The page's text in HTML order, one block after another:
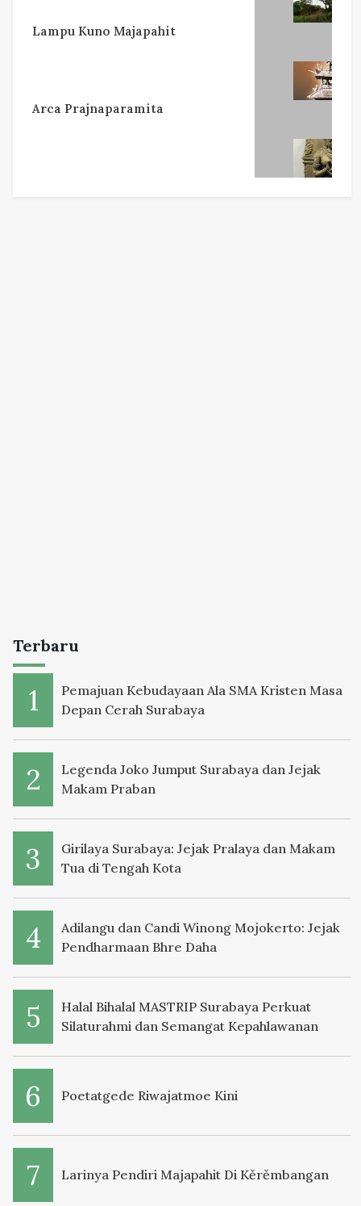
Lampu Kuno Majapahit
Arca Prajnaparamita
Terbaru
Pemajuan Kebudayaan Ala SMA Kristen Masa
Depan Cerah Surabaya
Legenda Joko Jumput Surabaya dan Jejak
Makam Praban
Girilaya Surabaya: Jejak Pralaya dan Makam
Tua di Tengah Kota
Adilangu dan Candi Winong Mojokerto: Jejak
Pendharmaan Bhre Daha
Halal Bihalal MASTRIP Surabaya Perkuat
Silaturahmi dan Semangat Kepahlawanan
Poetatgede Riwajatmoe Kini
Larinya Pendiri Majapahit Di Kěrěmbangan